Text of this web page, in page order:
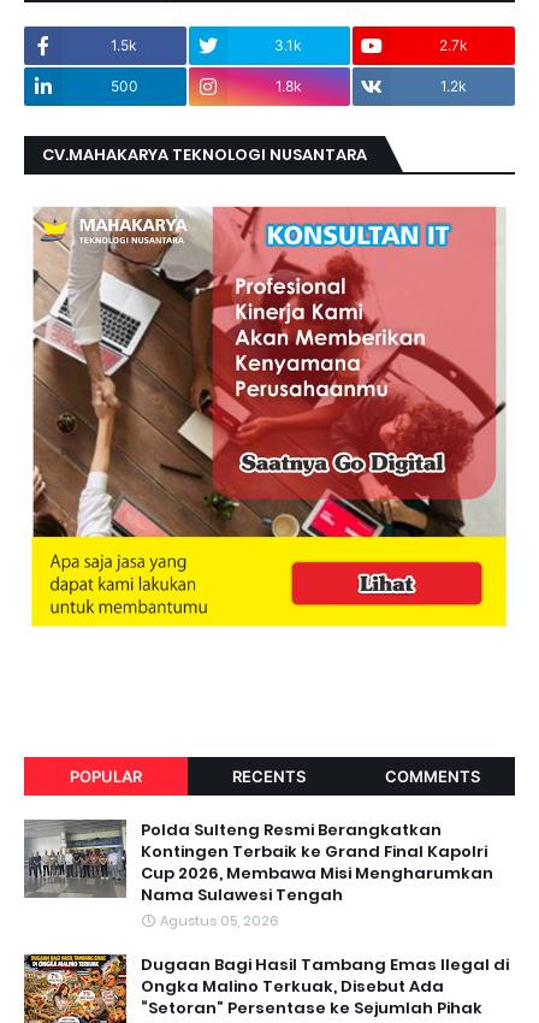
1.5k 3.1k 2.7k
500 1.8k 1.2k
CV.MAHAKARYA TEKNOLOGI NUSANTARA
POPULAR RECENTS COMMENTS
Polda Sulteng Resmi Berangkatkan
Kontingen Terbaik ke Grand Final Kapolri
Cup 2026, Membawa Misi Mengharumkan
Nama Sulawesi Tengah
Agustus 05, 2026
Dugaan Bagi Hasil Tambang Emas Ilegal di
Ongka Malino Terkuak, Disebut Ada
“Setoran” Persentase ke Sejumlah Pihak